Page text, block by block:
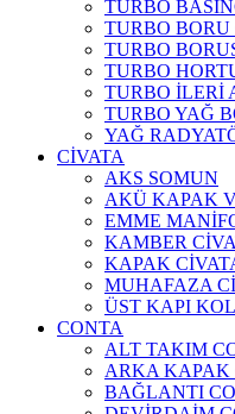
TURBO
TURBO BORU
TURBO
TURBO
TURBO İLERİ
TURBO YAĞ
YAĞ
CİVATA
AKS SOMUN
AKÜ KAPAK
EMME
KAMBER
KAPAK
MUHAFAZA
ÜST KAPI
CONTA
ALT TAKIM
ARKA KAPAK
BAĞLANTI